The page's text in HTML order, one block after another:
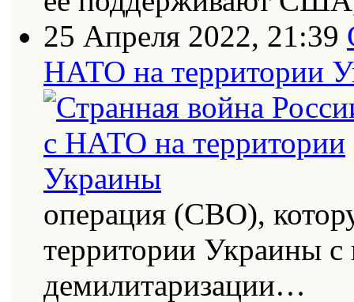
25 Апреля 2022, 21:39
НАТО на территории
операция (СВО),
территории Украины
демилитаризации…